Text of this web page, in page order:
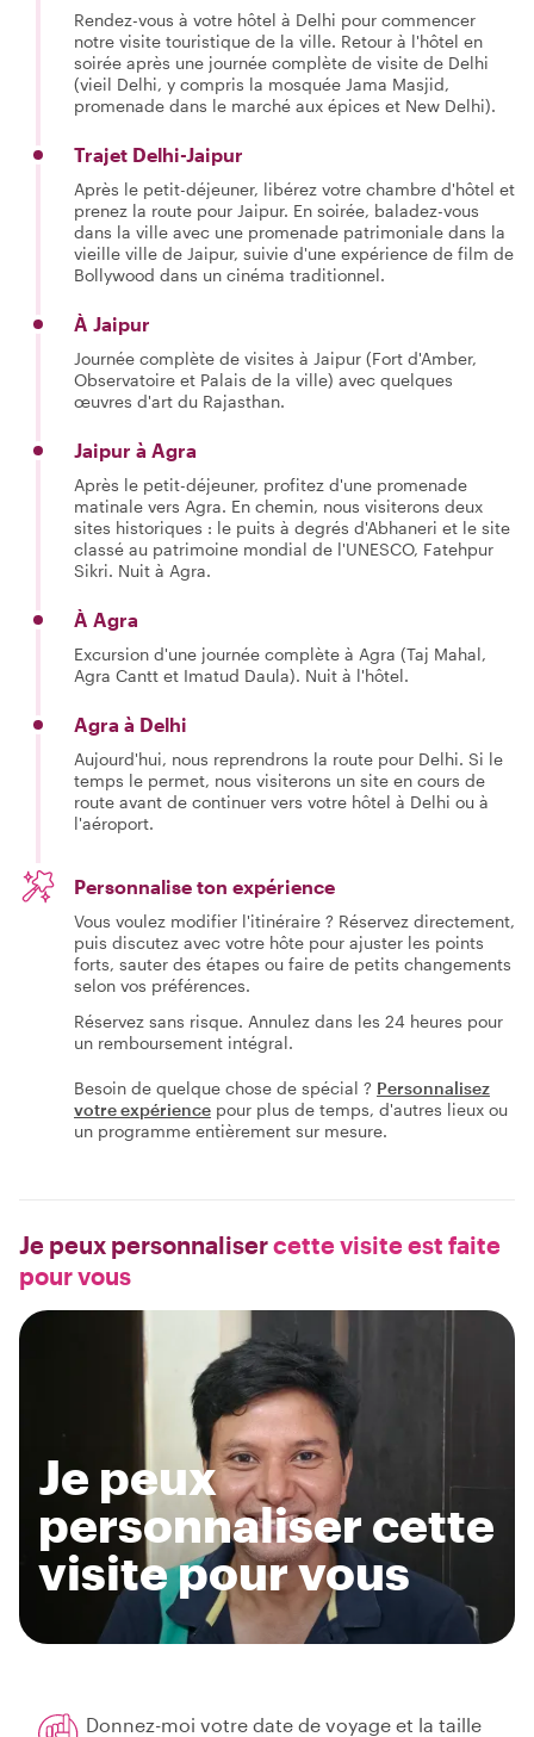
Rendez-vous à votre hôtel à Delhi pour commencer
notre visite touristique de la ville. Retour à l'hôtel en
soirée après une journée complète de visite de Delhi
(vieil Delhi, y compris la mosquée Jama Masjid,
promenade dans le marché aux épices et New Delhi).
Trajet Delhi-Jaipur
Après le petit-déjeuner, libérez votre chambre d'hôtel et
prenez la route pour Jaipur. En soirée, baladez-vous
dans la ville avec une promenade patrimoniale dans la
vieille ville de Jaipur, suivie d'une expérience de film de
Bollywood dans un cinéma traditionnel.
À Jaipur
Journée complète de visites à Jaipur (Fort d'Amber,
Observatoire et Palais de la ville) avec quelques
œuvres d'art du Rajasthan.
Jaipur à Agra
Après le petit-déjeuner, profitez d'une promenade
matinale vers Agra. En chemin, nous visiterons deux
sites historiques : le puits à degrés d'Abhaneri et le site
classé au patrimoine mondial de l'UNESCO, Fatehpur
Sikri. Nuit à Agra.
À Agra
Excursion d'une journée complète à Agra (Taj Mahal,
Agra Cantt et Imatud Daula). Nuit à l'hôtel.
Agra à Delhi
Aujourd'hui, nous reprendrons la route pour Delhi. Si le
temps le permet, nous visiterons un site en cours de
route avant de continuer vers votre hôtel à Delhi ou à
l'aéroport.
Personnalise ton expérience
Vous voulez modifier l'itinéraire ? Réservez directement,
puis discutez avec votre hôte pour ajuster les points
forts, sauter des étapes ou faire de petits changements
selon vos préférences.
Réservez sans risque. Annulez dans les 24 heures pour
un remboursement intégral.
Besoin de quelque chose de spécial ? Personnalisez
votre expérience pour plus de temps, d'autres lieux ou
un programme entièrement sur mesure.
Je peux personnalisercette visite est faite
pour vous
Je peux
personnaliser cette
visite pour vous
Donnez-moi votre date de voyage et la taille